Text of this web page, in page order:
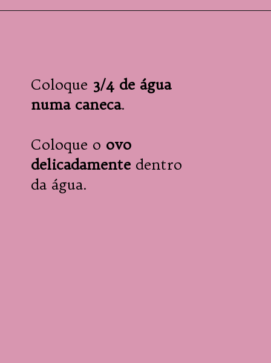
Coloque 3/4 de água
numa caneca.
Coloque o ovo
delicadamente dentro
da água.